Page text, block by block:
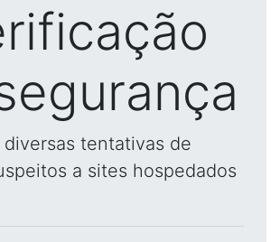
diversas tentativas de
a sites hospedados